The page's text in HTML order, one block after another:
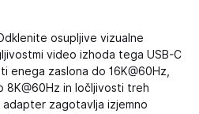
osupljive vizualne
video izhoda tega USB-C
enega zaslona do 16K@60Hz,
8K@60Hz in ločljivosti treh
adapter zagotavlja izjemno